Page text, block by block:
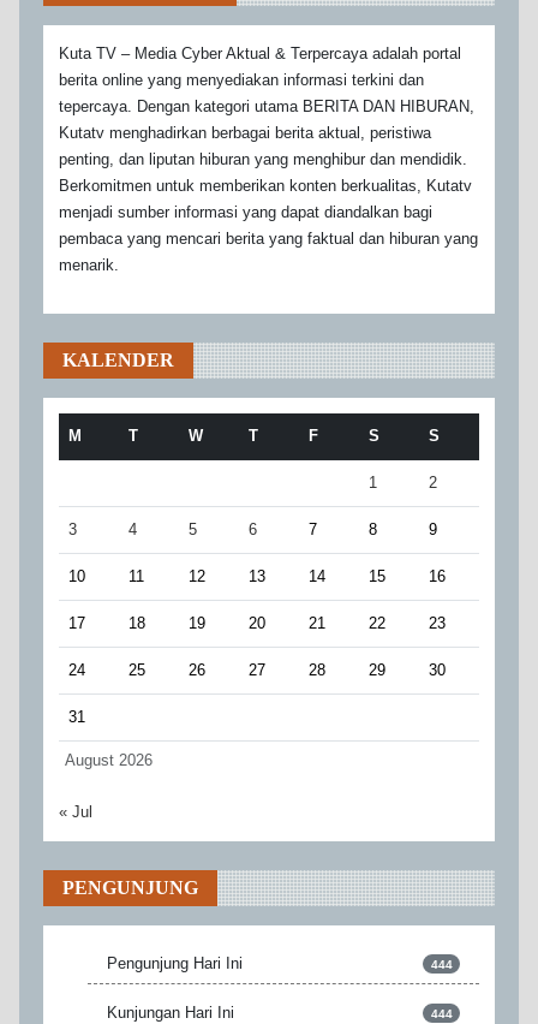
Kuta TV – Media Cyber Aktual & Terpercaya adalah portal
berita online yang menyediakan informasi terkini dan
tepercaya. Dengan kategori utama BERITA DAN HIBURAN,
Kutatv menghadirkan berbagai berita aktual, peristiwa
penting, dan liputan hiburan yang menghibur dan mendidik.
Berkomitmen untuk memberikan konten berkualitas, Kutatv
menjadi sumber informasi yang dapat diandalkan bagi
pembaca yang mencari berita yang faktual dan hiburan yang
menarik.
KALENDER
August 2026
M T W T F S S
1 2
3 4 5 6 7 8 9
10 11 12 13 14 15 16
17 18 19 20 21 22 23
24 25 26 27 28 29 30
31
« Jul
PENGUNJUNG
Pengunjung Hari Ini 444
Kunjungan Hari Ini 444